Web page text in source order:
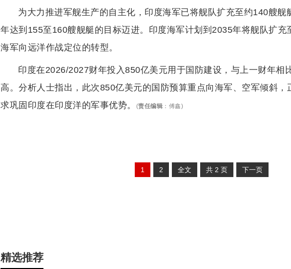
为大力推进军舰生产的自主化，印度海军已将舰队扩充至约140艘舰
年达到155至160艘舰艇的目标迈进。印度海军计划到2035年将舰队扩充
海军向远洋作战定位的转型。
印度在2026/2027财年投入850亿美元用于国防建设，与上一财年相
高。分析人士指出，此次850亿美元的国防预算重点向海军、空军倾斜，
求巩固印度在印度洋的军事优势。
(责任编辑 ： 傅鑫)
1 2 全文 共 2 页 下一页
精选推荐